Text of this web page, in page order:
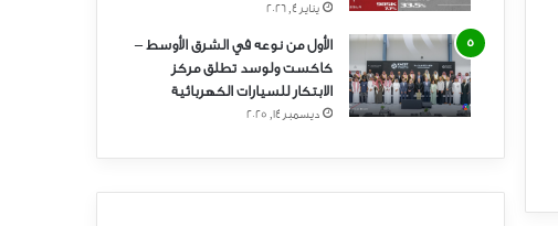
يناير 4, 2026
الأول من نوعه في الشرق الأوسط –
كاكست ولوسد تطلق مركز
الابتكار للسيارات الكهربائية
ديسمبر 14, 2025